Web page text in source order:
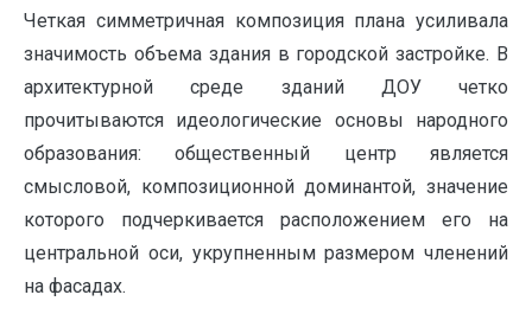
Четкая симметричная композиция плана усиливала
значимость объема здания в городской застройке. В
архитектурной среде зданий ДОУ четко
прочитываются идеологические основы народного
образования: общественный центр является
смысловой, композиционной доминантой, значение
которого подчеркивается расположением его на
центральной оси, укрупненным размером членений
на фасадах.